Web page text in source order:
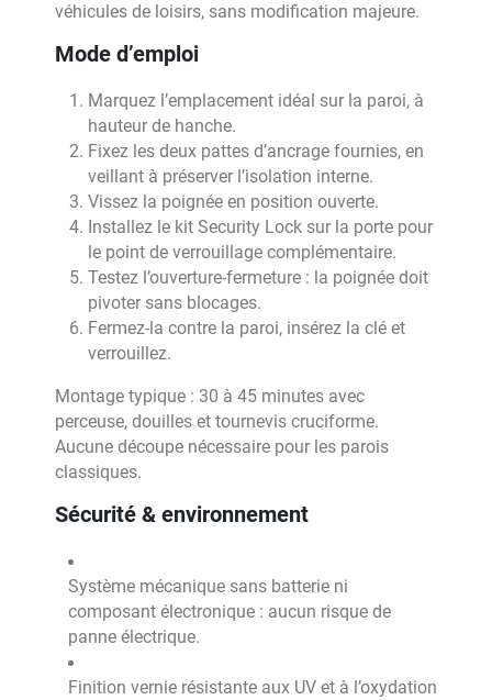
véhicules de loisirs, sans modification majeure.
Mode d’emploi
Marquez l’emplacement idéal sur la paroi, à
hauteur de hanche.
Fixez les deux pattes d’ancrage fournies, en
veillant à préserver l’isolation interne.
Vissez la poignée en position ouverte.
Installez le kit Security Lock sur la porte pour
le point de verrouillage complémentaire.
Testez l’ouverture-fermeture : la poignée doit
pivoter sans blocages.
Fermez-la contre la paroi, insérez la clé et
verrouillez.
Montage typique : 30 à 45 minutes avec
perceuse, douilles et tournevis cruciforme.
Aucune découpe nécessaire pour les parois
classiques.
Sécurité & environnement
Système mécanique sans batterie ni
composant électronique : aucun risque de
panne électrique.
Finition vernie résistante aux UV et à l’oxydation